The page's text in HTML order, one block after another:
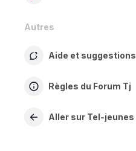
Autres
Aide et suggestions
Règles du Forum Tj
Aller sur Tel-jeunes